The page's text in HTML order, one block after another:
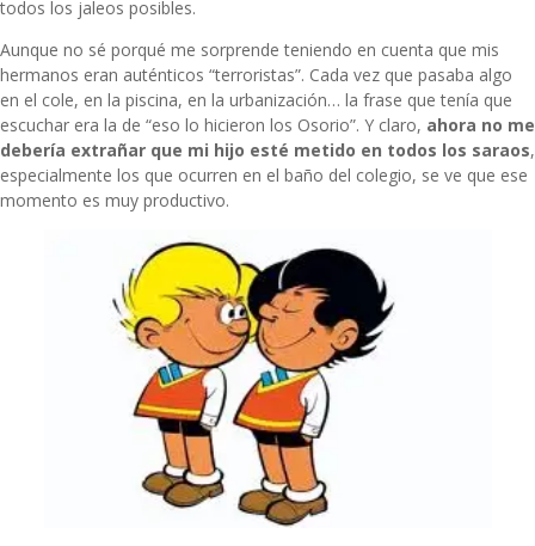
todos los jaleos posibles.
Aunque no sé porqué me sorprende teniendo en cuenta que mis
hermanos eran auténticos “terroristas”. Cada vez que pasaba algo
en el cole, en la piscina, en la urbanización… la frase que tenía que
escuchar era la de “eso lo hicieron los Osorio”. Y claro, ahora no me
debería extrañar que mi hijo esté metido en todos los saraos,
especialmente los que ocurren en el baño del colegio, se ve que ese
momento es muy productivo.